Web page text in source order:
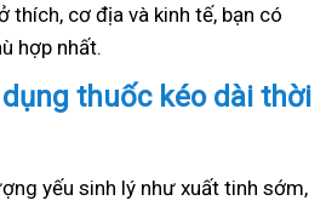
thích, cơ địa và kinh tế, bạn có
hợp nhất.
thuốc kéo dài thời
yếu sinh lý như xuất tinh sớm,